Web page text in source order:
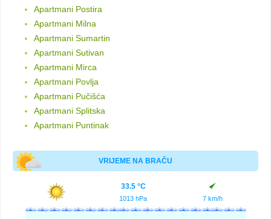
Apartmani Postira
Apartmani Milna
Apartmani Sumartin
Apartmani Sutivan
Apartmani Mirca
Apartmani Povlja
Apartmani Pučišća
Apartmani Splitska
Apartmani Puntinak
VRIJEME NA BRAČU
33.5 °C
1013 hPa 7 km/h